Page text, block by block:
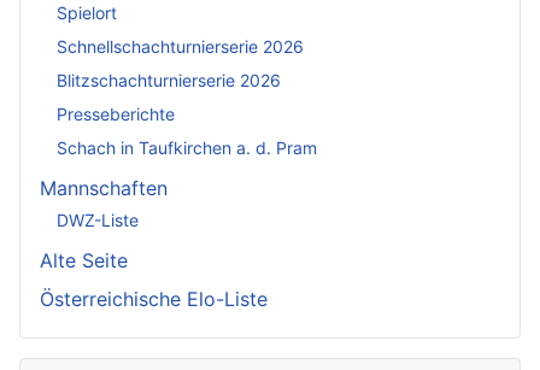
Spielort
Schnellschachturnierserie 2026
Blitzschachturnierserie 2026
Presseberichte
Schach in Taufkirchen a. d. Pram
Mannschaften
DWZ-Liste
Alte Seite
Österreichische Elo-Liste